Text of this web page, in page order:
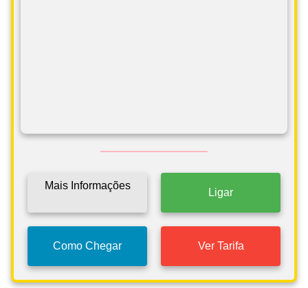
Mais Informações
Ligar
Como Chegar Ver Tarifa